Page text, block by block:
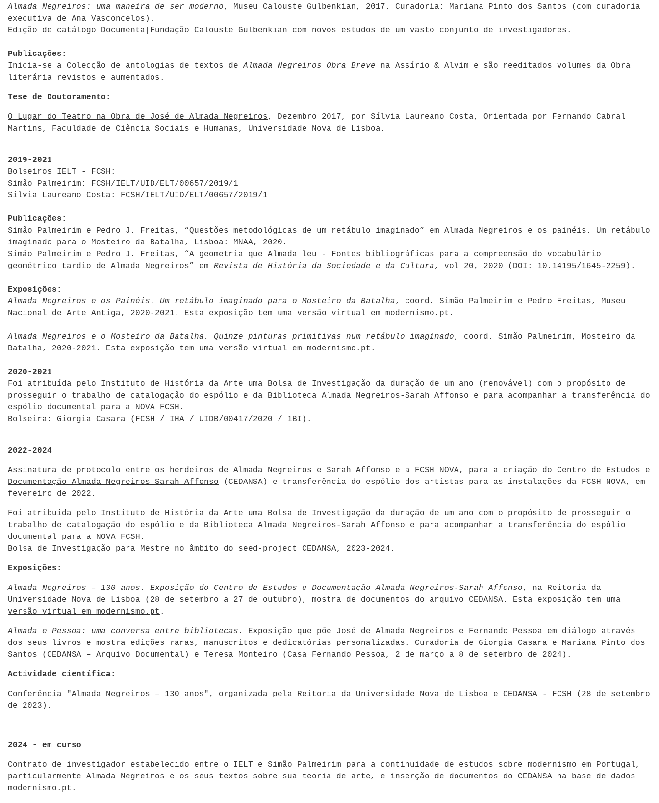
Almada Negreiros: uma maneira de ser moderno, Museu Calouste Gulbenkian, 2017. Curadoria: Mariana Pinto dos Santos (com curadoria
executiva de Ana Vasconcelos).
Edição de catálogo Documenta|Fundação Calouste Gulbenkian com novos estudos de um vasto conjunto de investigadores.
Publicações:
Inicia-se a Colecção de antologias de textos deAlmada Negreiros Obra Breve na Assírio & Alvim e são reeditados volumes da Obra
literária revistos e aumentados.
Tese de Doutoramento:
O Lugar do Teatro na Obra de José de Almada Negreiros, Dezembro 2017, por Sílvia Laureano Costa, Orientada por Fernando Cabral
Martins, Faculdade de Ciência Sociais e Humanas, Universidade Nova de Lisboa.
2019-2021
Bolseiros IELT - FCSH:
Simão Palmeirim: FCSH/IELT/UID/ELT/00657/2019/1
Sílvia Laureano Costa: FCSH/IELT/UID/ELT/00657/2019/1
Publicações:
Simão Palmeirim e Pedro J. Freitas, “Questões metodológicas de um retábulo imaginado” em Almada Negreiros e os painéis. Um retábulo
imaginado para o Mosteiro da Batalha, Lisboa: MNAA, 2020.
Simão Palmeirim e Pedro J. Freitas, “A geometria que Almada leu - Fontes bibliográficas para a compreensão do vocabulário
geométrico tardio de Almada Negreiros” em Revista de História da Sociedade e da Cultura, vol 20, 2020 (DOI: 10.14195/1645-2259).
Exposições:
Almada Negreiros e os Painéis. Um retábulo imaginado para o Mosteiro da Batalha, coord. Simão Palmeirim e Pedro Freitas, Museu
Nacional de Arte Antiga, 2020-2021. Esta exposição tem uma versão virtual em modernismo.pt.
Almada Negreiros e o Mosteiro da Batalha. Quinze pinturas primitivas num retábulo imaginado, coord. Simão Palmeirim, Mosteiro da
Batalha, 2020-2021. Esta exposição tem uma versão virtual em modernismo.pt.
2020-2021
Foi atribuída pelo Instituto de História da Arte uma Bolsa de Investigação da duração de um ano (renovável) com o propósito de
prosseguir o trabalho de catalogação do espólio e da Biblioteca Almada Negreiros-Sarah Affonso e para acompanhar a transferência do
espólio documental para a NOVA FCSH.
Bolseira: Giorgia Casara (FCSH / IHA / UIDB/00417/2020 / 1BI).
2022-2024
Assinatura de protocolo entre os herdeiros de Almada Negreiros e Sarah Affonso e a FCSH NOVA, para a criação do Centro de Estudos e
Documentação Almada Negreiros Sarah Affonso (CEDANSA) e transferência do espólio dos artistas para as instalações da FCSH NOVA, em
fevereiro de 2022.
Foi atribuída pelo Instituto de História da Arte uma Bolsa de Investigação da duração de um ano com o propósito de prosseguir o
trabalho de catalogação do espólio e da Biblioteca Almada Negreiros-Sarah Affonso e para acompanhar a transferência do espólio
documental para a NOVA FCSH.
Bolsa de Investigação para Mestre no âmbito do seed-project CEDANSA, 2023-2024.
Exposições:
Almada Negreiros – 130 anos. Exposição do Centro de Estudos e Documentação Almada Negreiros-Sarah Affonso, na Reitoria da
Universidade Nova de Lisboa (28 de setembro a 27 de outubro), mostra de documentos do arquivo CEDANSA. Esta exposição tem uma
versão virtual em modernismo.pt .
Almada e Pessoa: uma conversa entre bibliotecas . Exposição que põe José de Almada Negreiros e Fernando Pessoa em diálogo através
dos seus livros e mostra edições raras, manuscritos e dedicatórias personalizadas. Curadoria de Giorgia Casara e Mariana Pinto dos
Santos (CEDANSA – Arquivo Documental) e Teresa Monteiro (Casa Fernando Pessoa, 2 de março a 8 de setembro de 2024).
Actividade científica:
Conferência "Almada Negreiros – 130 anos", organizada pela Reitoria da Universidade Nova de Lisboa e CEDANSA - FCSH (28 de setembro
de 2023).
2024 - em curso
Contrato de investigador estabelecido entre o IELT e Simão Palmeirim para a continuidade de estudos sobre modernismo em Portugal,
particularmente Almada Negreiros e os seus textos sobre sua teoria de arte,
e inserção de documentos do CEDANSA na base de dados
modernismo.pt .